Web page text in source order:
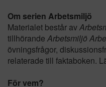
Om serien Arbetsmiljö
Materialet består av
tillhörande Arbetsmiljö
övningsfrågor,
relaterade till faktaboken.
För vem?